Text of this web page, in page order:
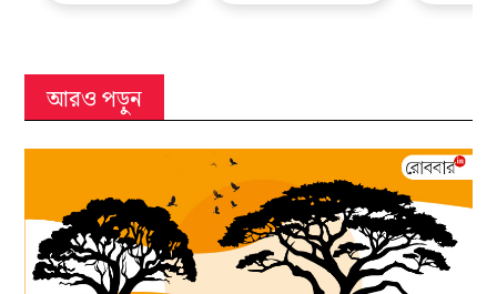
আরও পড়ুন